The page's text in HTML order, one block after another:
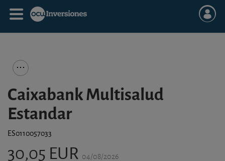
Caixabank Multisalud
Estandar
ES0110057033
30,05 EUR 04/08/2026